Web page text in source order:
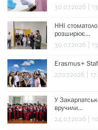
30.07.2026 |
ННІ
розширює…
30.07.2026 |
Erasmus+
27.07.2026 |
У
вручили…
24.07.2026 |